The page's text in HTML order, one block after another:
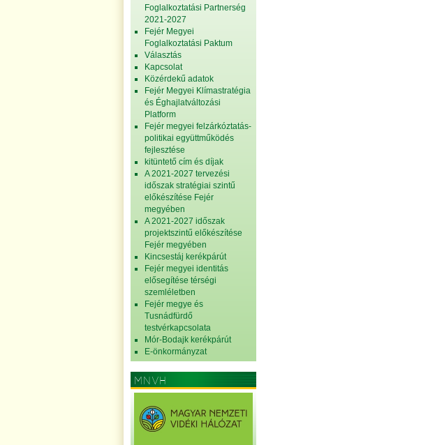
Foglalkoztatási Partnerség
2021-2027
Fejér Megyei
Foglalkoztatási Paktum
Választás
Kapcsolat
Közérdekű adatok
Fejér Megyei Klímastratégia
és Éghajlatváltozási
Platform
Fejér megyei felzárkóztatás-
politikai együttműködés
fejlesztése
kitüntető cím és díjak
A 2021-2027 tervezési
időszak stratégiai szintű
előkészítése Fejér
megyében
A 2021-2027 időszak
projektszintű előkészítése
Fejér megyében
Kincsestáj kerékpárút
Fejér megyei identitás
elősegítése térségi
szemléletben
Fejér megye és
Tusnádfürdő
testvérkapcsolata
Mór-Bodajk kerékpárút
E-önkormányzat
MNVH